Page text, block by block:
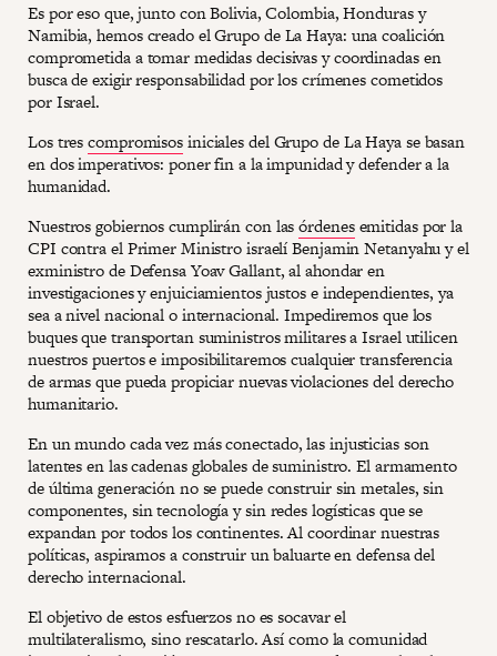
Es por eso que, junto con Bolivia, Colombia, Honduras y
Namibia, hemos creado el Grupo de La Haya: una coalición
comprometida a tomar medidas decisivas y coordinadas en
busca de exigir responsabilidad por los crímenes cometidos
por Israel.
Los trescompromisosiniciales del Grupo de La Haya se basan
en dos imperativos: poner fin a la impunidad y defender a la
humanidad.
Nuestros gobiernos cumplirán con lasórdenesemitidas por la
CPI contra el Primer Ministro israelí Benjamin Netanyahu y el
exministro de Defensa Yoav Gallant, al ahondar en
investigaciones y enjuiciamientos justos e independientes, ya
sea a nivel nacional o internacional. Impediremos que los
buques que transportan suministros militares a Israel utilicen
nuestros puertos e imposibilitaremos cualquier transferencia
de armas que pueda propiciar nuevas violaciones del derecho
humanitario.
En un mundo cada vez más conectado, las injusticias son
latentes en las cadenas globales de suministro. El armamento
de última generación no se puede construir sin metales, sin
componentes, sin tecnología y sin redes logísticas que se
expandan por todos los continentes. Al coordinar nuestras
políticas, aspiramos a construir un baluarte en defensa del
derecho internacional.
El objetivo de estos esfuerzos no es socavar el
multilateralismo, sino rescatarlo. Así como la comunidad